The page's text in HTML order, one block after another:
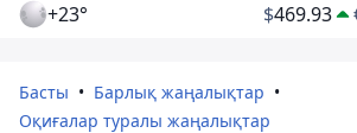
+23° $469.93
Басты
Барлық жаңалықтар
Оқиғалар туралы жаңалықтар